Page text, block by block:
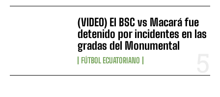
(VIDEO) El BSC vs Macará fue
detenido por incidentes en las
gradas del Monumental
FÚTBOL ECUATORIANO